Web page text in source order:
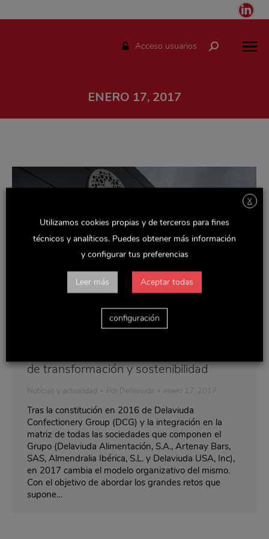
Acceso usuarios Buscar:
ENERO 17, 2017
de transformación y sostenibilidad
Noticias y actualidad Por Delaviuda enero 17, 2017
Tras la constitución en 2016 de Delaviuda
Confectionery Group (DCG) y la integración en la
matriz de todas las sociedades que componen el
Grupo (Delaviuda Alimentación, S.A., Artenay Bars,
SAS, Almendralia Ibérica, S.L. y Delaviuda USA, Inc),
en 2017 cambia el modelo organizativo del mismo.
Con el objetivo de abordar los grandes retos que
supone…
X
Utilizamos cookies propias y de terceros para fines
técnicos y analíticos. Puedes obtener más información
y configurar tus preferencias
Leer más Aceptar todas
configuración